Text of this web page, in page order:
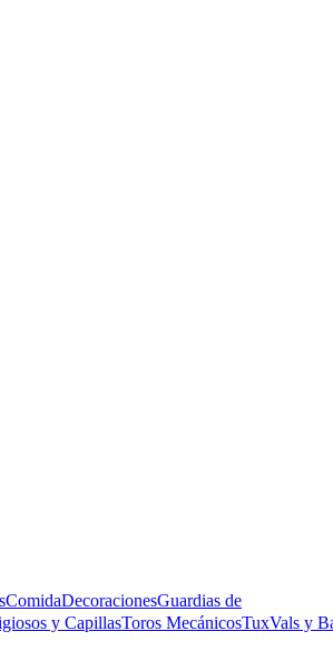
ComidaDecoracionesGuardias de
y CapillasToros MecánicosTuxVals y